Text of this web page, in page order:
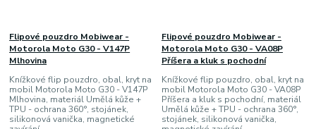
Flipové pouzdro Mobiwear -
Motorola Moto G30 - V147P
Mlhovina
Knížkové flip pouzdro, obal, kryt na
mobil Motorola Moto G30 - V147P
Mlhovina, materiál Umělá kůže +
TPU - ochrana 360°, stojánek,
silikonová vanička, magnetické
Flipové pouzdro Mobiwear -
Motorola Moto G30 - VA08P
Příšera a kluk s pochodní
Knížkové flip pouzdro, obal, kryt na
mobil Motorola Moto G30 - VA08P
Příšera a kluk s pochodní, materiál
Umělá kůže + TPU - ochrana 360°,
stojánek, silikonová vanička,